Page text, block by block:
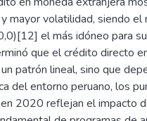
mayor volatilidad, siendo el
el más idóneo para su
que el crédito directo
patrón lineal, sino que
del entorno peruano, los
2020 reflejan el impacto